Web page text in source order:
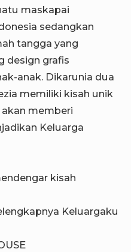
maskapai
sedangkan
tangga yang
design grafis
anak. Dikarunia dua
memiliki kisah unik
memberi
Keluarga
kisah
Keluargaku